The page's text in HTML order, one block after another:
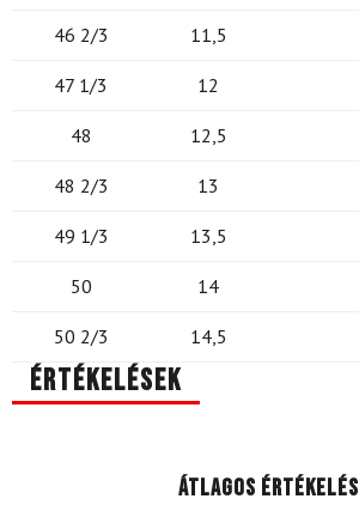
46 2/3 11,5
47 1/3 12
48 12,5
48 2/3 13
49 1/3 13,5
50 14
50 2/3 14,5
Értékelések
Átlagos értékelés